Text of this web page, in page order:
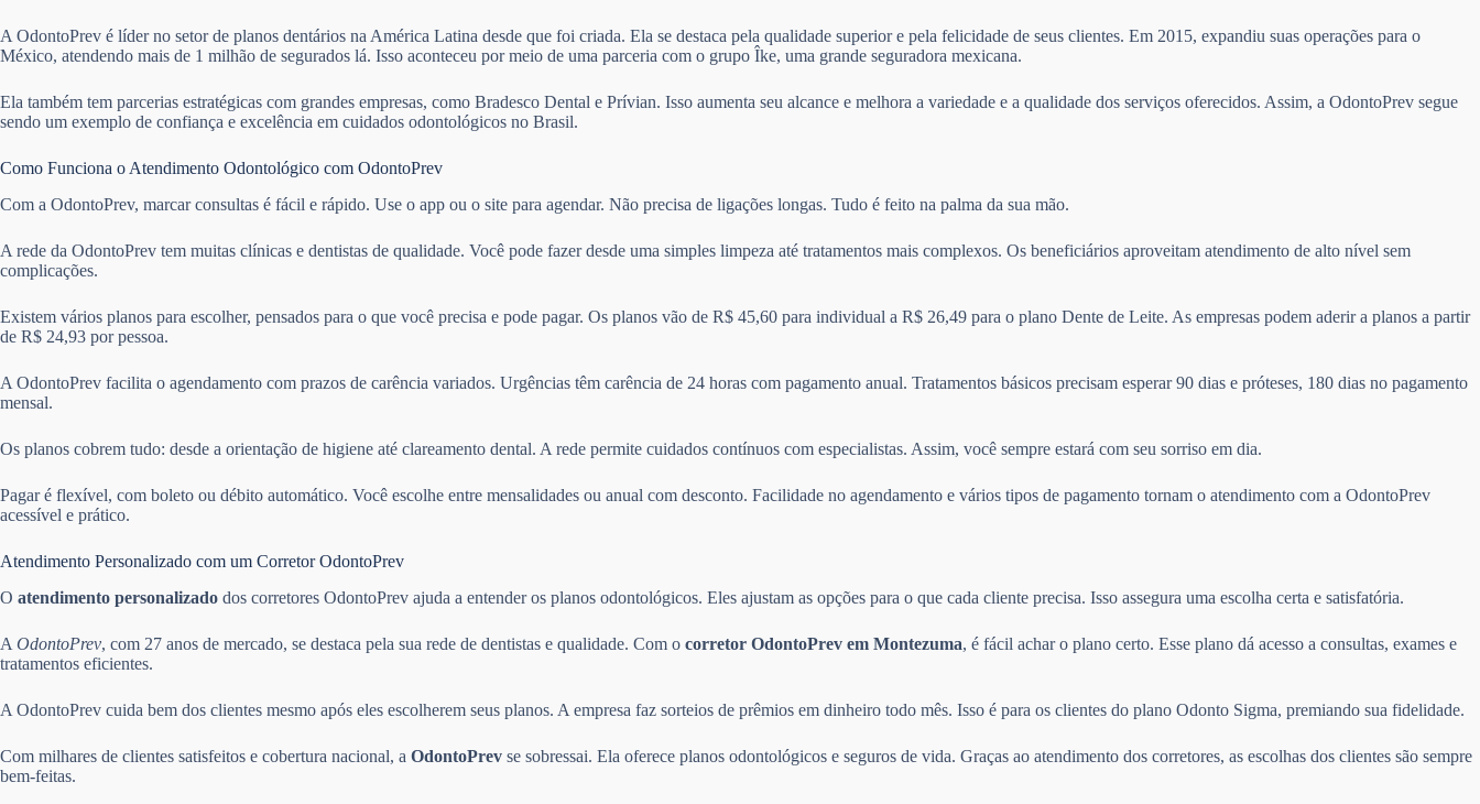
A OdontoPrev é líder no setor de planos dentários na América Latina desde que foi criada. Ela se destaca pela qualidade superior e pela felicidade de seus clientes. Em 2015, expandiu suas operações para o
México, atendendo mais de 1 milhão de segurados lá. Isso aconteceu por meio de uma parceria com o grupo Îke, uma grande seguradora mexicana.
Ela também tem parcerias estratégicas com grandes empresas, como Bradesco Dental e Prívian. Isso aumenta seu alcance e melhora a variedade e a qualidade dos serviços oferecidos. Assim, a OdontoPrev segue
sendo um exemplo de confiança e excelência em cuidados odontológicos no Brasil.
Como Funciona o Atendimento Odontológico com OdontoPrev
Com a OdontoPrev, marcar consultas é fácil e rápido. Use o app ou o site para agendar. Não precisa de ligações longas. Tudo é feito na palma da sua mão.
A rede da OdontoPrev tem muitas clínicas e dentistas de qualidade. Você pode fazer desde uma simples limpeza até tratamentos mais complexos. Os beneficiários aproveitam atendimento de alto nível sem
complicações.
Existem vários planos para escolher, pensados para o que você precisa e pode pagar. Os planos vão de R$ 45,60 para individual a R$ 26,49 para o plano Dente de Leite. As empresas podem aderir a planos a partir
de R$ 24,93 por pessoa.
A OdontoPrev facilita o agendamento com prazos de carência variados. Urgências têm carência de 24 horas com pagamento anual. Tratamentos básicos precisam esperar 90 dias e próteses, 180 dias no pagamento
mensal.
Os planos cobrem tudo: desde a orientação de higiene até clareamento dental. A rede permite cuidados contínuos com especialistas. Assim, você sempre estará com seu sorriso em dia.
Pagar é flexível, com boleto ou débito automático. Você escolhe entre mensalidades ou anual com desconto. Facilidade no agendamento e vários tipos de pagamento tornam o atendimento com a OdontoPrev
acessível e prático.
Atendimento Personalizado com um Corretor OdontoPrev
O atendimento personalizado dos corretores OdontoPrev ajuda a entender os planos odontológicos. Eles ajustam as opções para o que cada cliente precisa. Isso assegura uma escolha certa e satisfatória.
A OdontoPrev, com 27 anos de mercado, se destaca pela sua rede de dentistas e qualidade. Com o corretor OdontoPrev em Montezuma, é fácil achar o plano certo. Esse plano dá acesso a consultas, exames e
tratamentos eficientes.
A OdontoPrev cuida bem dos clientes mesmo após eles escolherem seus planos. A empresa faz sorteios de prêmios em dinheiro todo mês. Isso é para os clientes do plano Odonto Sigma, premiando sua fidelidade.
Com milhares de clientes satisfeitos e cobertura nacional, a OdontoPrev se sobressai. Ela oferece planos odontológicos e seguros de vida. Graças ao atendimento dos corretores, as escolhas dos clientes são sempre
bem-feitas.